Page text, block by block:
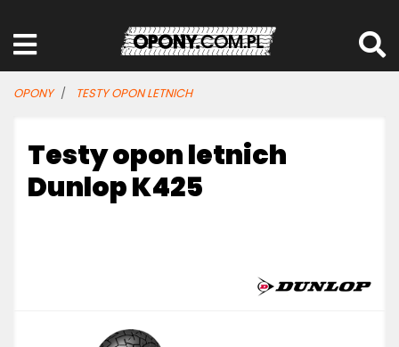
OPONY TESTY OPON LETNICH
Testy opon letnich
Dunlop K425